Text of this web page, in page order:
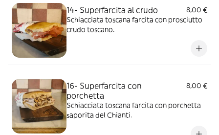
14- Superfarcita al crudo
8,00 €
Schiacciata toscana farcita con prosciutto
crudo toscano.
16- Superfarcita con
porchetta
8,00 €
Schiacciata toscana farcita con porchetta
saporita del Chianti.